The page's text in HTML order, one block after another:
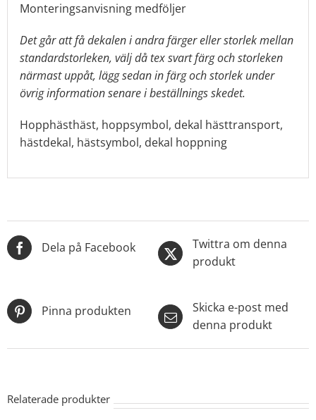
Monteringsanvisning medföljer
Det går att få dekalen i andra färger eller storlek mellan
standardstorleken, välj då tex svart färg och storleken
närmast uppåt, lägg sedan in färg och storlek under
övrig information senare i beställnings skedet.
Hopphästhäst, hoppsymbol, dekal hästtransport,
hästdekal, hästsymbol, dekal hoppning
Dela på Facebook
Twittra om denna
produkt
Pinna produkten
Skicka e-post med
denna produkt
Relaterade produkter